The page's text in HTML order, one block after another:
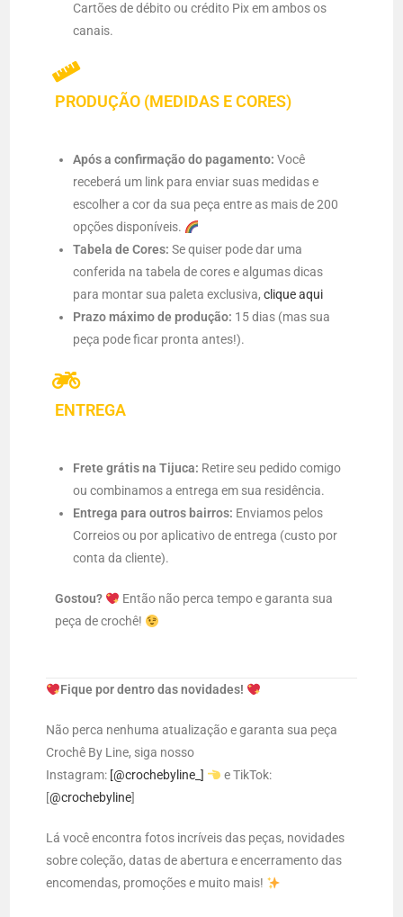
Cartões de débito ou crédito Pix em ambos os
canais.
PRODUÇÃO (MEDIDAS E CORES)
Após a confirmação do pagamento: Você
receberá um link para enviar suas medidas e
escolher a cor da sua peça entre as mais de 200
opções disponíveis.
Tabela de Cores: Se quiser pode dar uma
conferida na tabela de cores e algumas dicas
para montar sua paleta exclusiva,clique aqui
Prazo máximo de produção: 15 dias (mas sua
peça pode ficar pronta antes!).
ENTREGA
Frete grátis na Tijuca: Retire seu pedido comigo
ou combinamos a entrega em sua residência.
Entrega para outros bairros: Enviamos pelos
Correios ou por aplicativo de entrega (custo por
conta da cliente).
Gostou?
Então não perca tempo e garanta sua
peça de crochê!
Fique por dentro das novidades!
Não perca nenhuma atualização e garanta sua peça
Crochê By Line, siga nosso
Instagram: [@crochebyline_]
e TikTok:
[@crochebyline]
Lá você encontra fotos incríveis das peças, novidades
sobre coleção, datas de abertura e encerramento das
encomendas, promoções e muito mais!